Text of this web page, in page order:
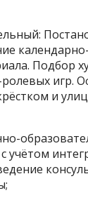
Подбор
игр.
и
учётом